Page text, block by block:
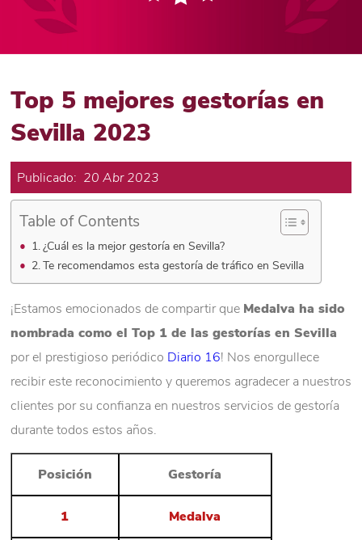
Top 5 mejores gestorías en
Sevilla 2023
Publicado: 20 Abr 2023
Table of Contents
¿Cuál es la mejor gestoría en Sevilla?
Te recomendamos esta gestoría de tráfico en Sevilla
¡Estamos emocionados de compartir que Medalva ha sido
nombrada como el Top 1 de las gestorías en Sevilla
por el prestigioso periódico Diario 16! Nos enorgullece
recibir este reconocimiento y queremos agradecer a nuestros
clientes por su confianza en nuestros servicios de gestoría
durante todos estos años.
Posición Gestoría
1 Medalva